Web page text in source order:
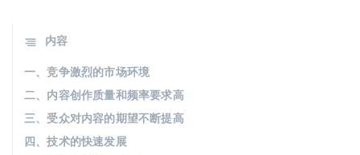
内容
一、竞争激烈的市场环境
二、内容创作质量和频率要求高
三、受众对内容的期望不断提高
四、技术的快速发展